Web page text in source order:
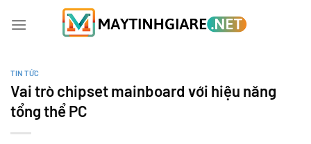
qua
TIN TỨC
Vai trò chipset mainboard với hiệu năng
tổng thể PC